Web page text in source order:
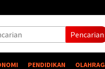
Pencarian
PENDIDIKAN